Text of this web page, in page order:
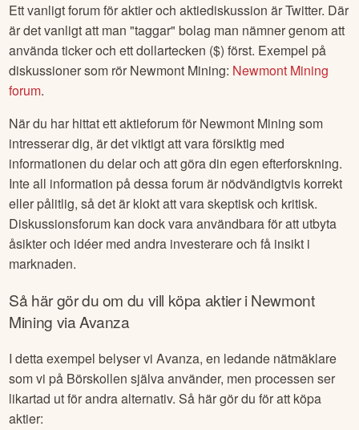
Ett vanligt forum för aktier och aktiediskussion är Twitter. Där
är det vanligt att man "taggar" bolag man nämner genom att
använda ticker och ett dollartecken ($) först. Exempel på
diskussioner som rör Newmont Mining: Newmont Mining
forum.
När du har hittat ett aktieforum för Newmont Mining som
intresserar dig, är det viktigt att vara försiktig med
informationen du delar och att göra din egen efterforskning.
Inte all information på dessa forum är nödvändigtvis korrekt
eller pålitlig, så det är klokt att vara skeptisk och kritisk.
Diskussionsforum kan dock vara användbara för att utbyta
åsikter och idéer med andra investerare och få insikt i
marknaden.
Så här gör du om du vill köpa aktier iNewmont
Mining via Avanza
I detta exempel belyser vi Avanza, en ledande nätmäklare
som vi på Börskollen själva använder, men processen ser
likartad ut för andra alternativ. Så här gör du för att köpa
aktier: